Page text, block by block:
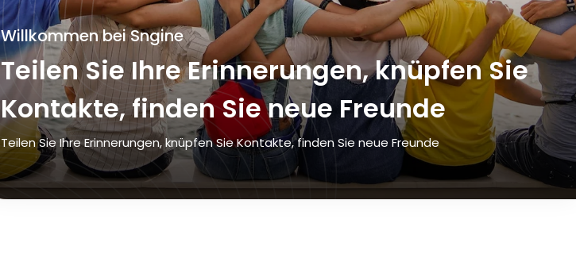
Willkommen bei Sngine
Teilen Sie Ihre Erinnerungen, knüpfen Sie
Kontakte, finden Sie neue Freunde
Teilen Sie Ihre Erinnerungen, knüpfen Sie Kontakte, finden Sie neue Freunde